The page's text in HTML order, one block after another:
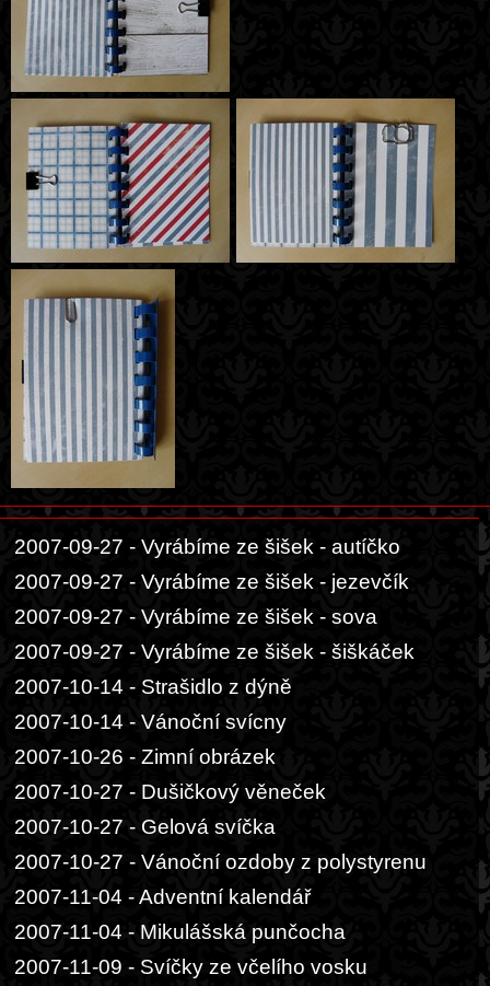
2007-09-27 - Vyrábíme ze šišek - autíčko
2007-09-27 - Vyrábíme ze šišek - jezevčík
2007-09-27 - Vyrábíme ze šišek - sova
2007-09-27 - Vyrábíme ze šišek - šiškáček
2007-10-14 - Strašidlo z dýně
2007-10-14 - Vánoční svícny
2007-10-26 - Zimní obrázek
2007-10-27 - Dušičkový věneček
2007-10-27 - Gelová svíčka
2007-10-27 - Vánoční ozdoby z polystyrenu
2007-11-04 - Adventní kalendář
2007-11-04 - Mikulášská punčocha
2007-11-09 - Svíčky ze včelího vosku